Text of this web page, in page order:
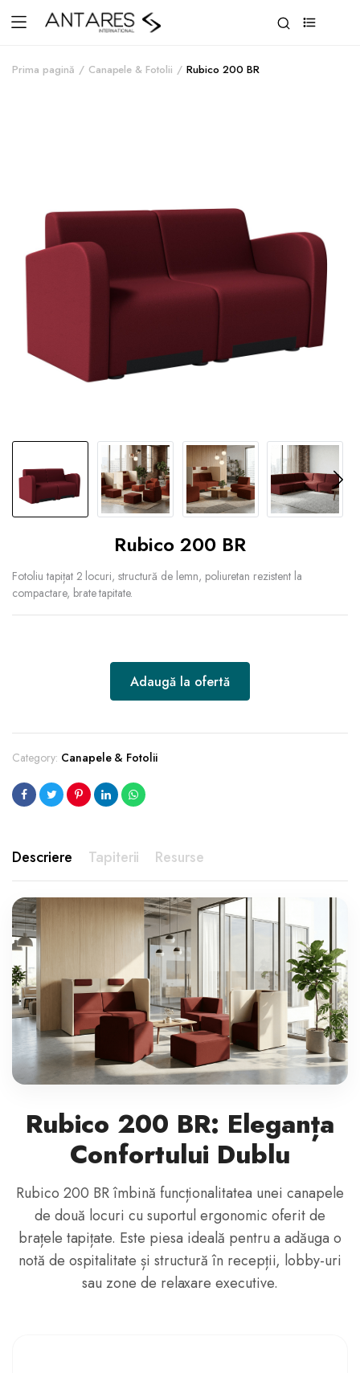
Prima pagină Canapele & Fotolii Rubico 200 BR
Rubico 200 BR
Fotoliu tapițat 2 locuri, structură de lemn, poliuretan rezistent la
compactare, brate tapitate.
Adaugă la ofertă
Category: Canapele & Fotolii
Tapiterii Resurse
Descriere
Rubico 200 BR: Eleganța
Confortului Dublu
Rubico 200 BR îmbină funcționalitatea unei canapele
de două locuri cu suportul ergonomic oferit de
brațele tapițate. Este piesa ideală pentru a adăuga o
notă de ospitalitate și structură în recepții, lobby-uri
sau zone de relaxare executive.